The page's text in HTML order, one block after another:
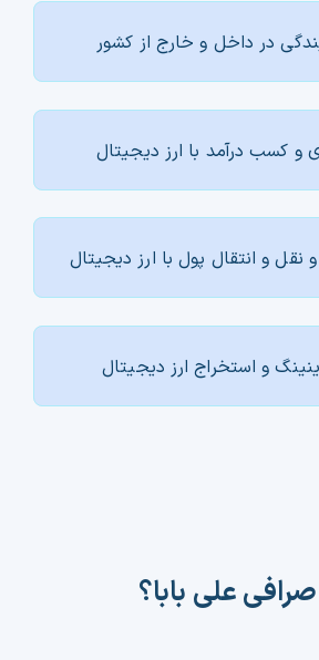
در داخل و خارج از کشور
و کسب درآمد با ارز دیجیتال
نقل و انتقال پول با ارز دیجیتال
و استخراج ارز دیجیتال
علی بابا؟